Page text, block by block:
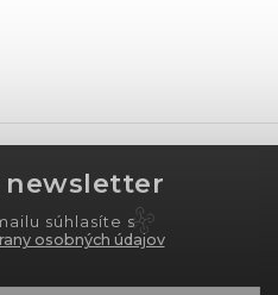
newsletter
súhlasíte s
osobných údajov